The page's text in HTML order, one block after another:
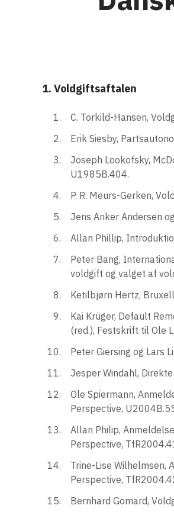
1. Voldgiftsaftalen
C. Torkild-Hansen,
Erik Siesby,
Joseph Lookofsky,
U1985B.404.
P. R. Meurs-Gerken,
Jens Anker Andersen
Allan Phillip,
Peter Bang,
voldgift og valget af
Ketilbjørn Hertz,
Kai Krüger, Default
(red.), Festskrift til Ole
Peter Giersing og Lars
Jesper Windahl,
Ole Spiermann,
Perspective,
Allan Philip,
Perspective,
Trine-Lise Wilhelmsen,
Perspective,
Bernhard Gomard,